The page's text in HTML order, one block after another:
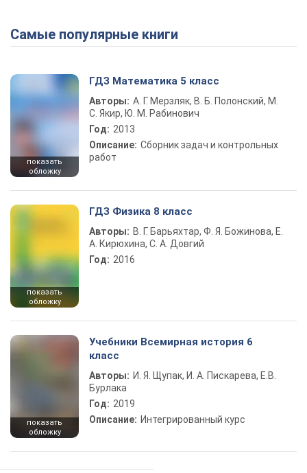
Play Video
Самые популярные книги
показать
обложку
ГДЗ Математика 5 класс
Авторы: А. Г. Мерзляк, В. Б. Полонский, М.
С. Якир, Ю. М. Рабинович
Год: 2013
Описание: Сборник задач и контрольных
работ
показать
обложку
ГДЗ Физика 8 класс
Авторы: В. Г. Барьяхтар, Ф. Я. Божинова, Е.
А. Кирюхина, С. А. Довгий
Год: 2016
показать
обложку
Учебники Всемирная история 6
класс
Авторы: И. Я. Щупак, И. А. Пискарева, Е.В.
Бурлака
Год: 2019
Описание: Интегрированный курс